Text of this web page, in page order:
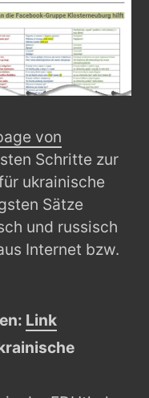
von
Schritte zur
ukrainische
Sätze
und russisch
Internet bzw.
Link